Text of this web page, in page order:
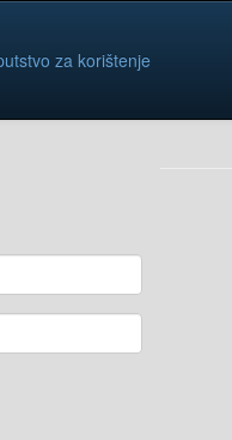
za korištenje